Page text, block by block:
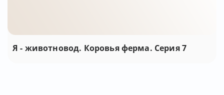
Я - животновод. Коровья ферма. Серия 7